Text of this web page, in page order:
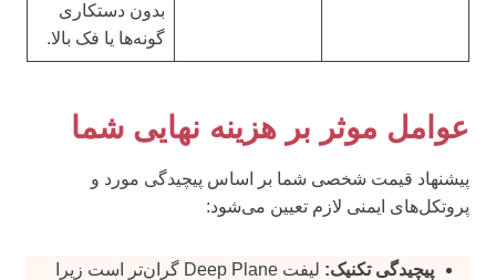
بدون دستکاری
گونه‌ها یا فک بالا.
عوامل موثر بر هزینه نهایی شما
پیشنهاد قیمت شخصی شما بر اساس پیچیدگی مورد و
پروتکل‌های ایمنی لازم تعیین می‌شود:
پیچیدگی تکنیک:
لیفت Deep Plane گران‌تر است زیرا